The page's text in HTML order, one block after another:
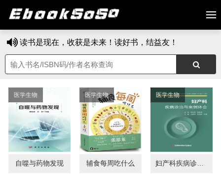
读书是现在，收获是未来！读好书，结益友！
医学生物
自噬与药物发现
医学生物
辅食每周吃什么
医学生物
妇产科疾病诊治与案例体会